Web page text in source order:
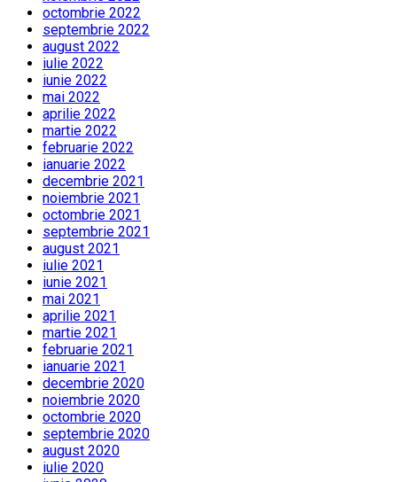
octombrie 2022
septembrie 2022
august 2022
iulie 2022
iunie 2022
mai 2022
aprilie 2022
martie 2022
februarie 2022
ianuarie 2022
decembrie 2021
noiembrie 2021
octombrie 2021
septembrie 2021
august 2021
iulie 2021
iunie 2021
mai 2021
aprilie 2021
martie 2021
februarie 2021
ianuarie 2021
decembrie 2020
noiembrie 2020
octombrie 2020
septembrie 2020
august 2020
iulie 2020